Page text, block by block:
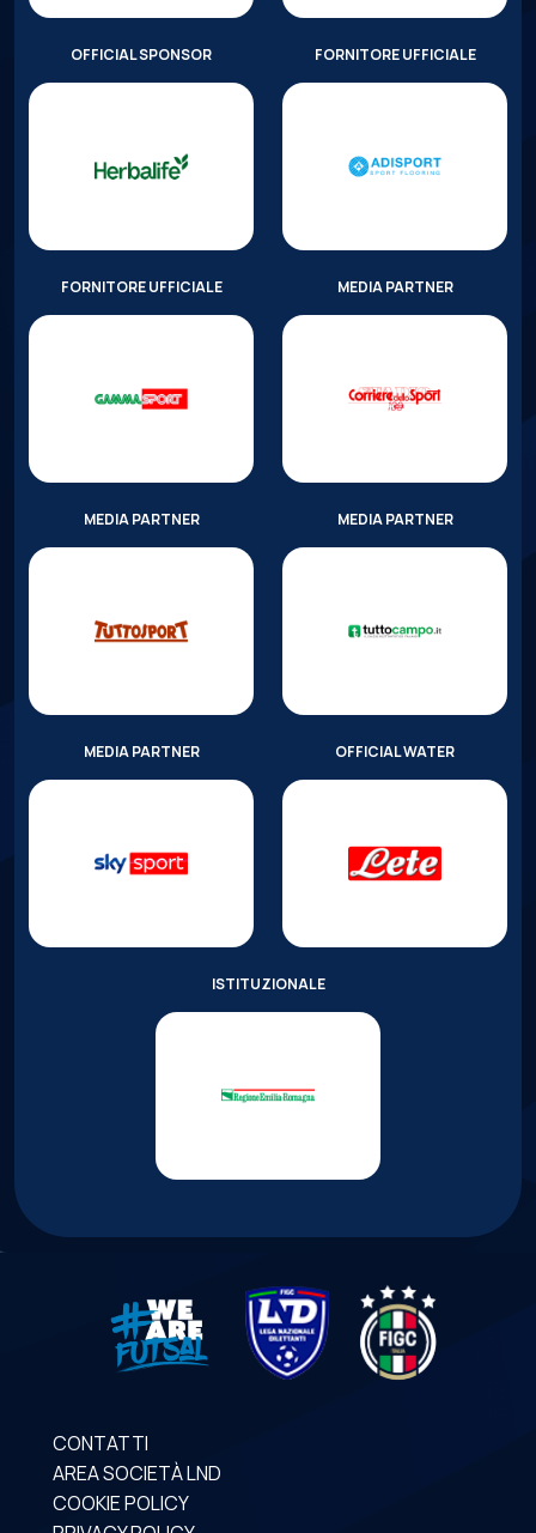
OFFICIAL SPONSOR FORNITORE UFFICIALE
FORNITORE UFFICIALE MEDIA PARTNER
MEDIA PARTNER MEDIA PARTNER
MEDIA PARTNER OFFICIAL WATER
ISTITUZIONALE
CONTATTI
AREA SOCIETÀ LND
COOKIE POLICY